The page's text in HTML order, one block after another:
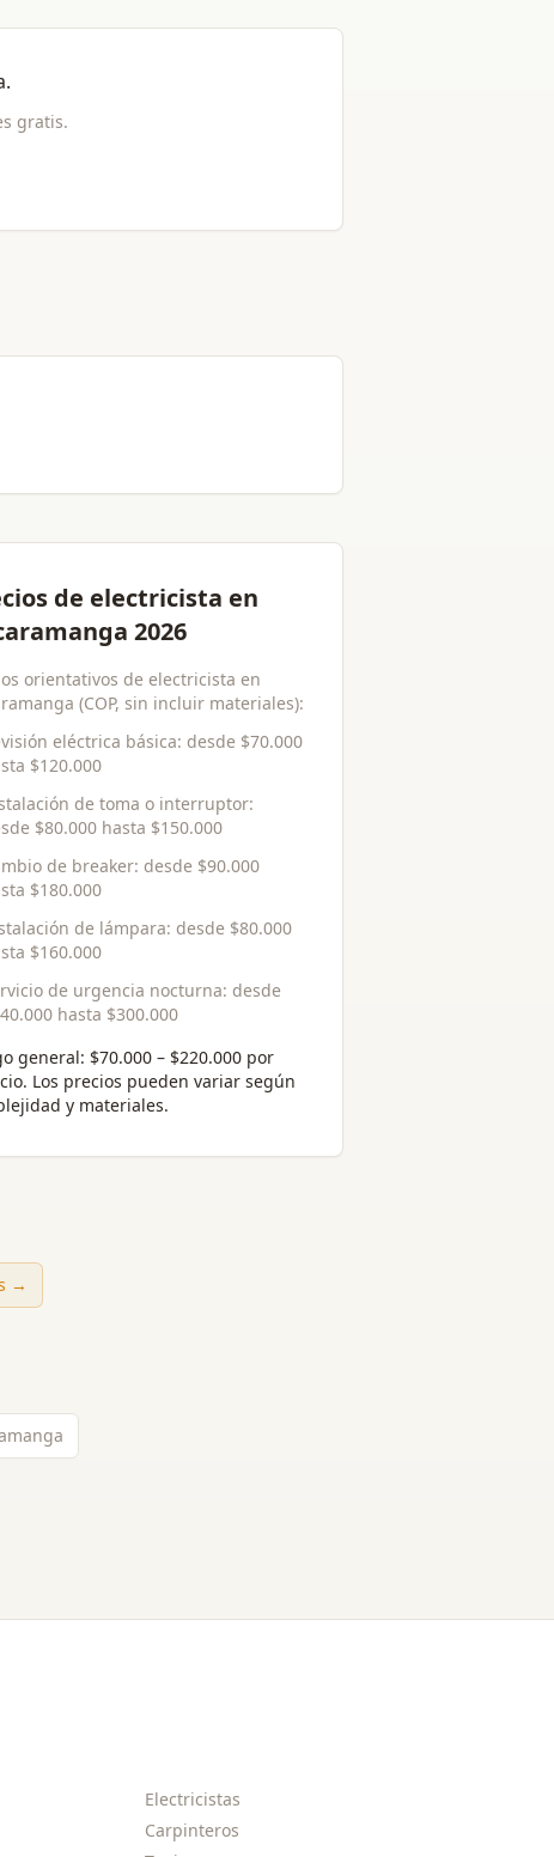
.
gratis.
de electricista en
2026
orientativos de electricista en
(COP, sin incluir materiales):
eléctrica básica: desde $70.000
$120.000
de toma o interruptor:
$80.000hasta $150.000
de breaker: desde $90.000
$180.000
de lámpara: desde $80.000
$160.000
de urgencia nocturna: desde
hasta $300.000
general: $70.000 – $220.000 por
. Los precios pueden variar según
y materiales.
→
Electricistas
Carpinteros